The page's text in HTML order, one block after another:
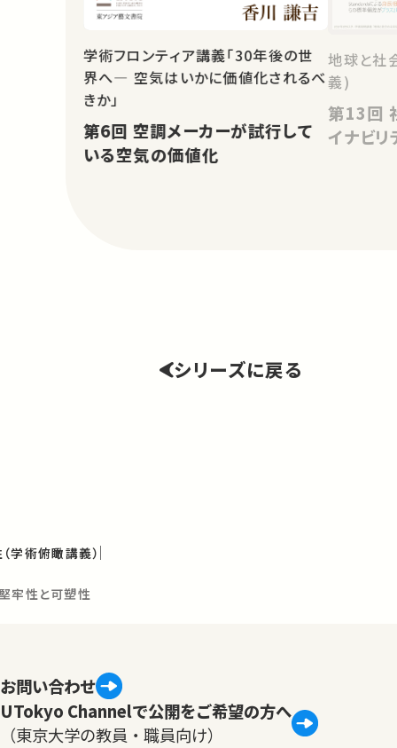
学術フロンティア講義「30年後の世
界へ― 空気はいかに価値化されるべ
きか」
第6回 空調メーカーが試行して
いる空気の価値化
地球と社
義)
第13回 社会変動と人間のサステ
イナビリ
シリーズに戻る
学術俯瞰講義）
牢性と可塑性
お問い合わせ
UTokyo Channelで公開をご希望の方へ
（東京大学の教員・職員向け）